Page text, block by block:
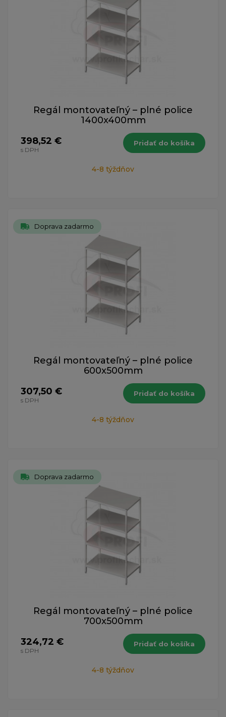
Regál montovateľný – plné police
1400x400mm
398,52 €
s DPH
Pridať do košíka
4-8 týždňov
Doprava zadarmo
Regál montovateľný – plné police
600x500mm
307,50 €
s DPH
Pridať do košíka
4-8 týždňov
Doprava zadarmo
Regál montovateľný – plné police
700x500mm
324,72 €
s DPH
Pridať do košíka
4-8 týždňov